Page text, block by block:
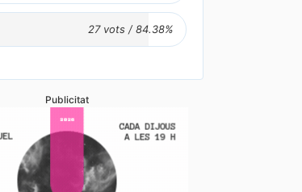
Publicitat